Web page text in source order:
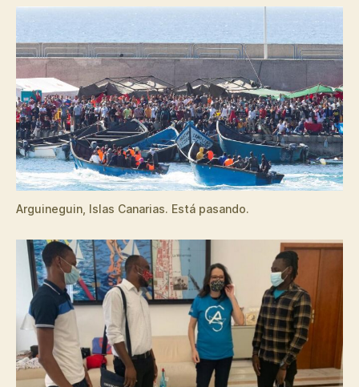
Arguineguin, Islas Canarias. Está pasando.